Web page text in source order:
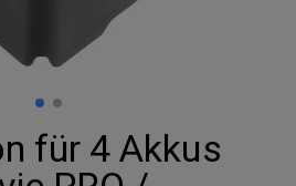
für 4 Akkus